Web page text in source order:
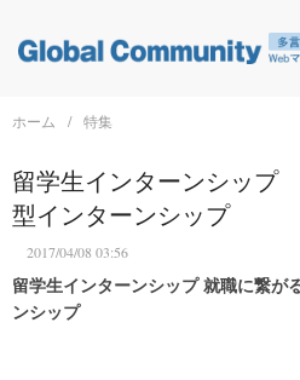
ホーム 特集
留学生インターンシッ
型インターンシップ
2017/04/08 03:56
留学生インターンシップ 就職に繋が
ンシップ